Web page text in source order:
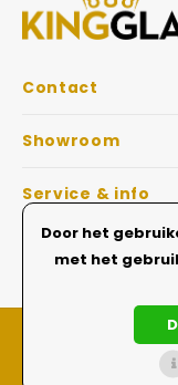
Contact
Showroom
Service & info
Dé Glazen
Door het
met het